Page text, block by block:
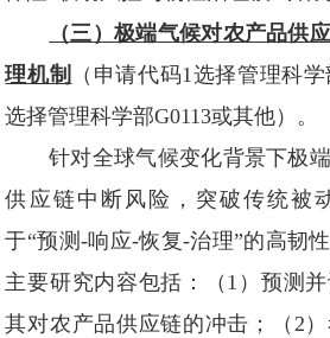
（三）极端气候对农产品供
理机制
（申请代码1选择管理科
选择管理科学部G0113或其他）。
针对全球气候变化背景下极端
供应链中断风险，突破传统被
于“预测-响应-恢复-治理”的高韧
主要研究内容包括：（1）预测
其对农产品供应链的冲击；（2